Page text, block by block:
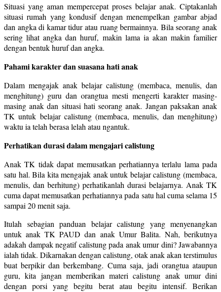
Situasi yang aman mempercepat proses belajar anak. Ciptakanlah
situasi rumah yang kondusif dengan menempelkan gambar abjad
dan angka di kamar tidur atau ruang bermainnya. Bila seorang anak
sering lihat angka dan huruf, makin lama ia akan makin familier
dengan bentuk huruf dan angka.
Pahami karakter dan suasana hati anak
Dalam mengajak anak belajar calistung (membaca, menulis, dan
menghitung) guru dan orangtua mesti mengerti karakter masing-
masing anak dan situasi hati seorang anak. Jangan paksakan anak
TK untuk belajar calistung (membaca, menulis, dan menghitung)
waktu ia telah berasa lelah atau ngantuk.
Perhatikan durasi dalam mengajari calistung
Anak TK tidak dapat memusatkan perhatiannya terlalu lama pada
satu hal. Bila kita mengajak anak untuk belajar calistung (membaca,
menulis, dan berhitung) perhatikanlah durasi belajarnya. Anak TK
cuma dapat memusatkan perhatiannya pada satu hal cuma selama 15
sampai 20 menit saja.
Itulah sebagian panduan belajar calistung yang menyenangkan
untuk anak TK PAUD dan anak Umur Balita. Nah, berikutnya
adakah dampak negatif calistung pada anak umur dini? Jawabannya
ialah tidak. Dikarnakan dengan calistung, otak anak akan terstimulus
buat berpikir dan berkembang. Cuma saja, jadi orangtua ataupun
guru, kita jangan memberikan materi calistung anak umur dini
dengan porsi yang begitu berat atau begitu intensif. Berikan